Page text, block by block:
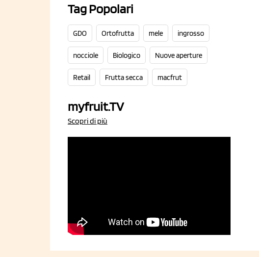
Tag Popolari
GDO Ortofrutta mele ingrosso
nocciole Biologico Nuove aperture
Retail Frutta secca macfrut
myfruit.TV
Scopri di più